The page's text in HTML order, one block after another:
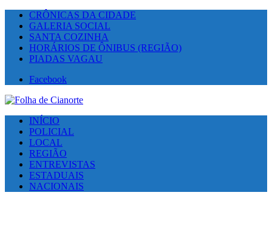
CRÔNICAS DA CIDADE
GALERIA SOCIAL
SANTA COZINHA
HORÁRIOS DE ÔNIBUS (REGIÃO)
PIADAS VAGAU
Facebook
INÍCIO
POLICIAL
LOCAL
REGIÃO
ENTREVISTAS
ESTADUAIS
NACIONAIS